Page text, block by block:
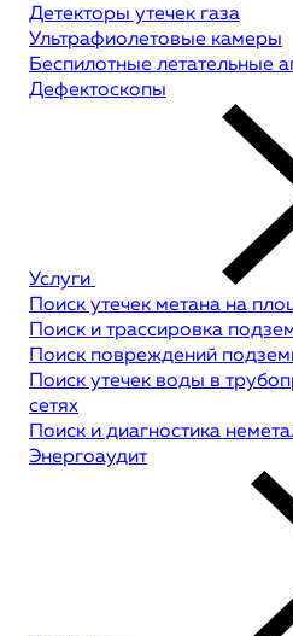
Детекторы утечек газа
Ультрафиолетовые камеры
Беспилотные летательные
Дефектоскопы
Услуги
Поиск утечек метана на
Поиск и трассировка
Поиск повреждений
Поиск утечек воды в
сетях
Поиск и диагностика
Энергоаудит